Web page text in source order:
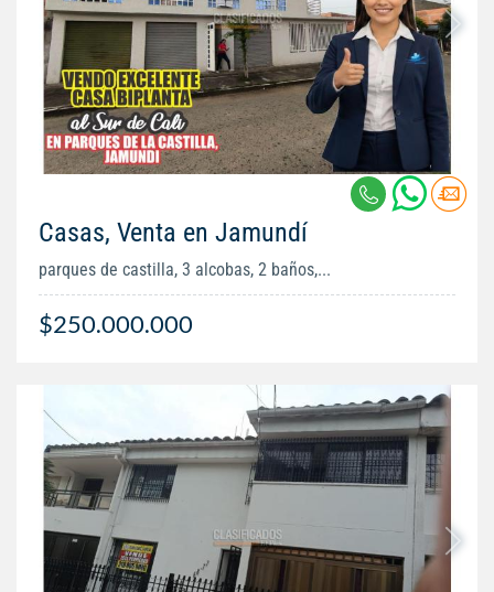
Casas, Venta en Jamundí
parques de castilla, 3 alcobas, 2 baños,...
$250.000.000